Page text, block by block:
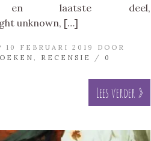
en laatste deel,
unknown, […]
10 FEBRUARI 2019 DOOR
, RECENSIE / 0
Lees verder »